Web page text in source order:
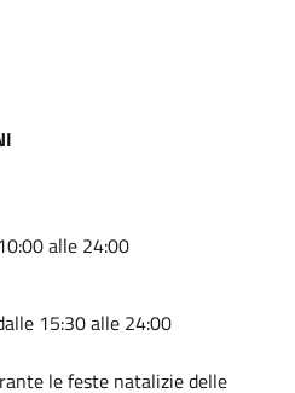
alle 24:00
15:30 alle 24:00
le feste natalizie delle